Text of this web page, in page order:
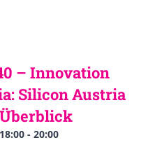
– Innovation
Silicon Austria
- 20:00